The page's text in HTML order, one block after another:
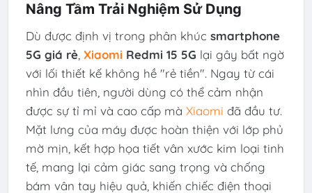
Nâng Tầm Trải Nghiệm Sử Dụng
Dù được định vị trong phân khúc smartphone
5G giá rẻ, Xiaomi Redmi 15 5G lại gây bất ngờ
với lối thiết kế không hề "rẻ tiền". Ngay từ cái
nhìn đầu tiên, người dùng có thể cảm nhận
được sự tỉ mỉ và cao cấp mà Xiaomi đã đầu tư.
Mặt lưng của máy được hoàn thiện với lớp phủ
mờ mịn, kết hợp họa tiết vân xước kim loại tinh
tế, mang lại cảm giác sang trọng và chống
bám vân tay hiệu quả, khiến chiếc điện thoại